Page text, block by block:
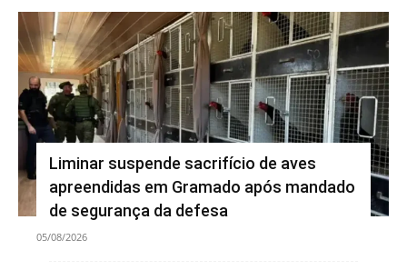
Liminar suspende sacrifício de aves
apreendidas em Gramado após mandado
de segurança da defesa
05/08/2026